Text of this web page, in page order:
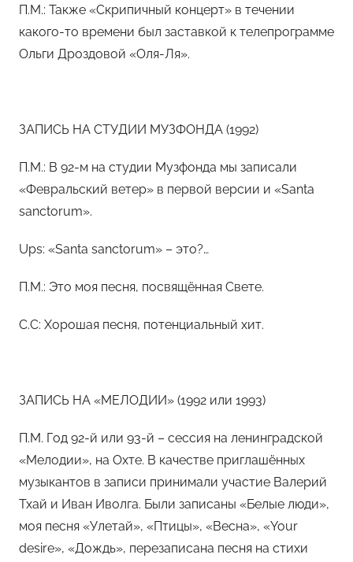
П.М.: Также «Скрипичный концерт» в течении
какого-то времени был заставкой к телепрограмме
Ольги Дроздовой «Оля-Ля».
ЗАПИСЬ НА СТУДИИ МУЗФОНДА (1992)
П.М.: В 92-м на студии Музфонда мы записали
«Февральский ветер» в первой версии и «Santa
sanctorum».
Ups: «Santa sanctorum» – это?…
П.М.: Это моя песня, посвящённая Свете.
С.С: Хорошая песня, потенциальный хит.
ЗАПИСЬ НА «МЕЛОДИИ» (1992 или 1993)
П.М. Год 92-й или 93-й – сессия на ленинградской
«Мелодии», на Охте. В качестве приглашённых
музыкантов в записи принимали участие Валерий
Тхай и Иван Иволга. Были записаны «Белые люди»,
моя песня «Улетай», «Птицы», «Весна», «Your
desire», «Дождь», перезаписана песня на стихи